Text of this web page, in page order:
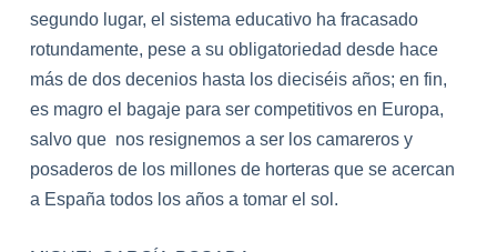
segundo lugar, el sistema educativo ha fracasado
rotundamente, pese a su obligatoriedad desde hace
más de dos decenios hasta los dieciséis años; en fin,
es magro el bagaje para ser competitivos en Europa,
salvo que nos resignemos a ser los camareros y
posaderos de los millones de horteras que se acercan
a España todos los años a tomar el sol.